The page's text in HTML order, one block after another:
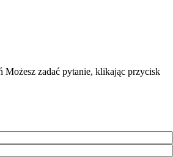
Możesz zadać pytanie, klikając przycisk